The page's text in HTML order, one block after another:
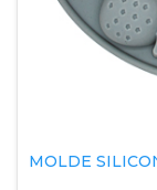
MOLDE